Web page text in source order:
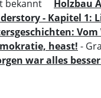
bekannt
Holzbau Architektur mit
- Kapitel 1: Literatur, ein Ort
Vom Wohnen,
heast! -
war alles besser.